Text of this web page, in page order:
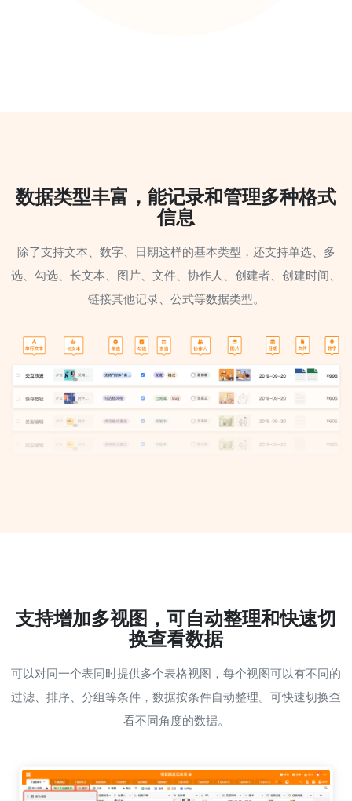
数据类型丰富，能记录和管理多种格式
信息
除了支持文本、数字、日期这样的基本类型，还支持单选、多
选、勾选、长文本、图片、文件、协作人、创建者、创建时间、
链接其他记录、公式等数据类型。
支持增加多视图，可自动整理和快速切
换查看数据
可以对同一个表同时提供多个表格视图，每个视图可以有不同的
过滤、排序、分组等条件，数据按条件自动整理。可快速切换查
看不同角度的数据。